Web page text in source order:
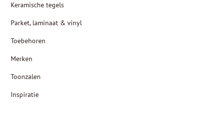
Keramische tegels
Parket, laminaat & vinyl
Toebehoren
Merken
Toonzalen
Inspiratie